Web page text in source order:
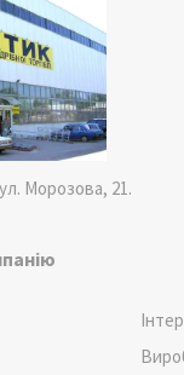
Морозова, 21.